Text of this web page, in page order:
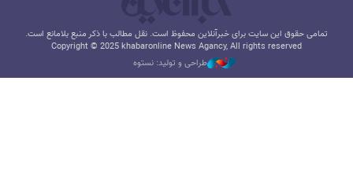
تمامی حقوق این سایت برای خبرآنلاین محفوظ است. نقل مطالب با ذکر منبع بلامانع است.
Copyright © 2025 khabaronline News Agancy, All rights reserved
طراحی و تولید: نستوه